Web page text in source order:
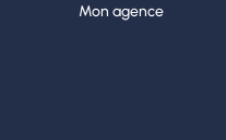
Mon agence